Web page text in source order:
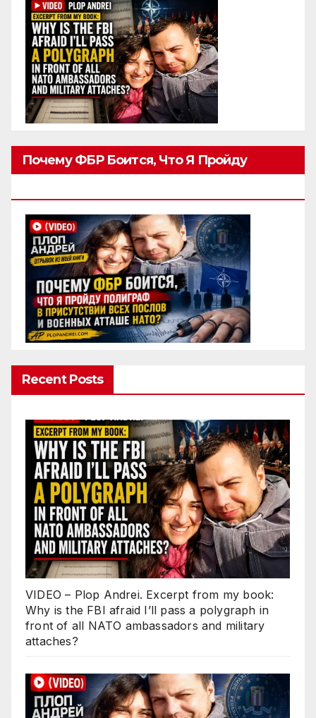
Почему ФБР Боится, Что Я Пройду
Recent Posts
VIDEO – Plop Andrei. Excerpt from my book:
Why is the FBI afraid I’ll pass a polygraph in
front of all NATO ambassadors and military
attaches?